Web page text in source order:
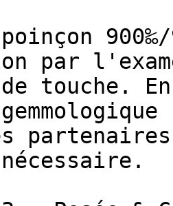
poinçon
par
touche.